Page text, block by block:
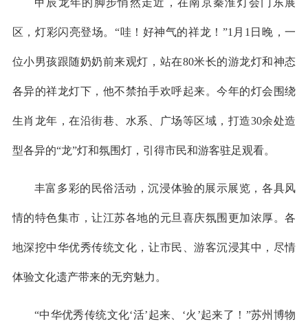
甲辰龙年的脚步悄然走近，在南京秦淮灯会门东展
区，灯彩闪亮登场。“哇！好神气的祥龙！”1月1日晚，一
位小男孩跟随奶奶前来观灯，站在80米长的游龙灯和神态
各异的祥龙灯下，他不禁拍手欢呼起来。今年的灯会围绕
生肖龙年，在沿街巷、水系、广场等区域，打造30余处造
型各异的“龙”灯和氛围灯，引得市民和游客驻足观看。
丰富多彩的民俗活动，沉浸体验的展示展览，各具风
情的特色集市，让江苏各地的元旦喜庆氛围更加浓厚。各
地深挖中华优秀传统文化，让市民、游客沉浸其中，尽情
体验文化遗产带来的无穷魅力。
“中华优秀传统文化‘活’起来、‘火’起来了！”苏州博物